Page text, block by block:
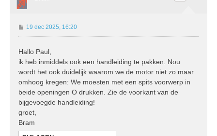
B
e
i
c
h
19 dec 2025, 16:20
Hallo Paul,
ik heb inmiddels ook een handleiding te pakken. Nou
wordt het ook duidelijk waarom we de motor niet zo maar
omhoog kregen: We moesten met een spits voorwerp in
beide openingen O drukken. Zie de voorkant van de
bijgevoegde handleiding!
groet,
Bram